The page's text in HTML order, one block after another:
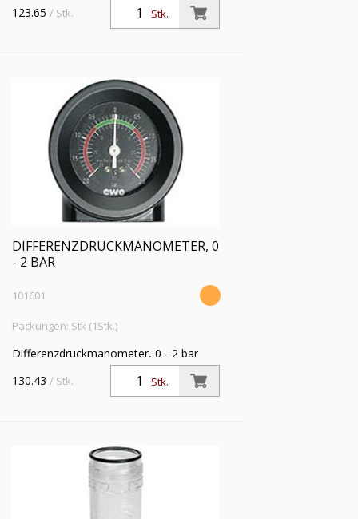
Stk.
123.65 / Stk.
DIFFERENZDRUCKMANOMETER, 0
- 2 BAR
101601
Packungen: Stk (1Stk.)
Differenzdruckmanometer, 0 - 2 bar
Stk.
130.43 / Stk.